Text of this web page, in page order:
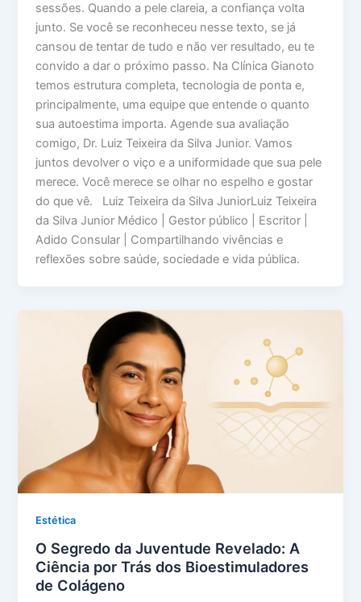
sessões. Quando a pele clareia, a confiança volta
junto. Se você se reconheceu nesse texto, se já
cansou de tentar de tudo e não ver resultado, eu te
convido a dar o próximo passo. Na Clínica Gianoto
temos estrutura completa, tecnologia de ponta e,
principalmente, uma equipe que entende o quanto
sua autoestima importa. Agende sua avaliação
comigo, Dr. Luiz Teixeira da Silva Junior. Vamos
juntos devolver o viço e a uniformidade que sua pele
merece. Você merece se olhar no espelho e gostar
do que vê. Luiz Teixeira da Silva JuniorLuiz Teixeira
da Silva Junior Médico | Gestor público | Escritor |
Adido Consular | Compartilhando vivências e
reflexões sobre saúde, sociedade e vida pública.
Estética
O Segredo da Juventude Revelado: A
Ciência por Trás dos Bioestimuladores
de Colágeno